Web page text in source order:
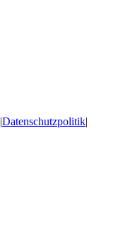
|Datenschutzpolitik|